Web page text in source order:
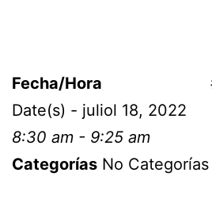
Fecha/Hora
Date(s) - juliol 18, 2022
8:30 am - 9:25 am
Categorías No Categorías